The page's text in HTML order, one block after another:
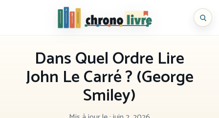
Chronolivre
Dans Quel Ordre Lire
John Le Carré ? (George
Smiley)